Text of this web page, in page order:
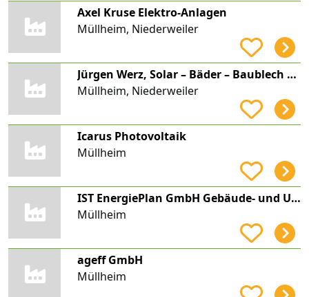
Axel Kruse Elektro-Anlagen
Müllheim, Niederweiler
Jürgen Werz, Solar – Bäder – Baublech – Heizung, Sanitär Werz
Müllheim, Niederweiler
Icarus Photovoltaik
Müllheim
IST EnergiePlan GmbH Gebäude- und Umwelttechnik
Müllheim
ageff GmbH
Müllheim